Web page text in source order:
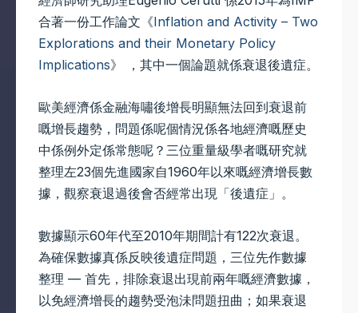
合著一份工作論文《Inflation and Activity – Two
Explorations and their Monetary Policy
Implications》 ，其中一個論題就係衰退後遺症。
歐美經濟係金融海嘯後增長明顯無法回到衰退前
嘅增長趨勢，問題係呢個情況係各地經濟嘅歷史
中係例外定係常態呢？三位重量級學者嘅研究就
整理左23個先進國家自1960年以來嘅經濟增長數
據，觀察衰退過後會否經常出現「後遺症」。
數據顯示60年代至2010年期間計有122次衰退。
為確保數據真係反映後遺症問題，三位先作數據
整理 — 首先，排除衰退出現前兩年嘅經濟數據，
以免經濟增長的趨勢受泡沬問題扭曲；如果衰退